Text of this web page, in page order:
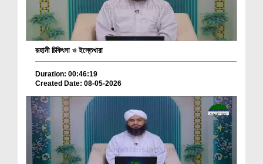
রূহানী চিকিৎসা ও ইস্তেখারা
Duration: 00:46:19
Created Date: 08-05-2026